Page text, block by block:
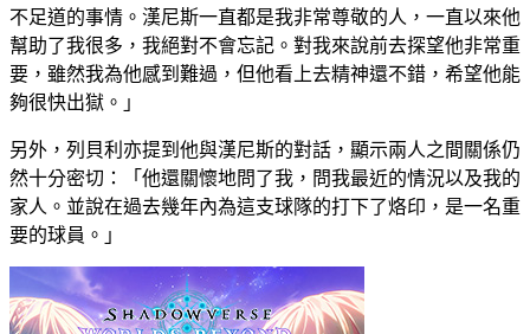
不足道的事情。漢尼斯一直都是我非常尊敬的人，一直以來他
幫助了我很多，我絕對不會忘記。對我來說前去探望他非常重
要，雖然我為他感到難過，但他看上去精神還不錯，希望他能
夠很快出獄。」
另外，列貝利亦提到他與漢尼斯的對話，顯示兩人之間關係仍
然十分密切：「他還關懷地問了我，問我最近的情況以及我的
家人。並說在過去幾年內為這支球隊的打下了烙印，是一名重
要的球員。」